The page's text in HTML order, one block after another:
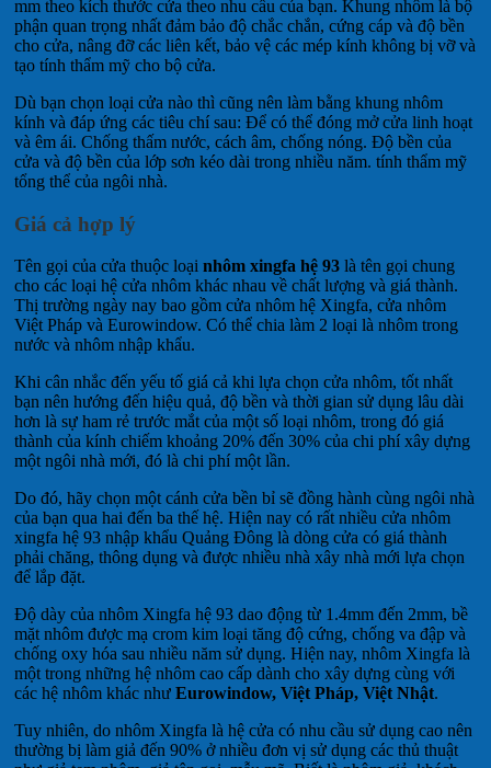
mm theo kích thước cửa theo nhu cầu của bạn. Khung nhôm là bộ
phận quan trọng nhất đảm bảo độ chắc chắn, cứng cáp và độ bền
cho cửa, nâng đỡ các liên kết, bảo vệ các mép kính không bị vỡ và
tạo tính thẩm mỹ cho bộ cửa.
Dù bạn chọn loại cửa nào thì cũng nên làm bằng khung nhôm
kính và đáp ứng các tiêu chí sau: Để có thể đóng mở cửa linh hoạt
và êm ái. Chống thấm nước, cách âm, chống nóng. Độ bền của
cửa và độ bền của lớp sơn kéo dài trong nhiều năm. tính thẩm mỹ
tổng thể của ngôi nhà.
Giá cả hợp lý
Tên gọi của cửa thuộc loại nhôm xingfa hệ 93 là tên gọi chung
cho các loại hệ cửa nhôm khác nhau về chất lượng và giá thành.
Thị trường ngày nay bao gồm cửa nhôm hệ Xingfa, cửa nhôm
Việt Pháp và Eurowindow. Có thể chia làm 2 loại là nhôm trong
nước và nhôm nhập khẩu.
Khi cân nhắc đến yếu tố giá cả khi lựa chọn cửa nhôm, tốt nhất
bạn nên hướng đến hiệu quả, độ bền và thời gian sử dụng lâu dài
hơn là sự ham rẻ trước mắt của một số loại nhôm, trong đó giá
thành của kính chiếm khoảng 20% ​​đến 30% của chi phí xây dựng
một ngôi nhà mới, đó là chi phí một lần.
Do đó, hãy chọn một cánh cửa bền bỉ sẽ đồng hành cùng ngôi nhà
của bạn qua hai đến ba thế hệ. Hiện nay có rất nhiều cửa nhôm
xingfa hệ 93 nhập khẩu Quảng Đông là dòng cửa có giá thành
phải chăng, thông dụng và được nhiều nhà xây nhà mới lựa chọn
để lắp đặt.
Độ dày của nhôm Xingfa hệ 93 dao động từ 1.4mm đến 2mm, bề
mặt nhôm được mạ crom kim loại tăng độ cứng, chống va đập và
chống oxy hóa sau nhiều năm sử dụng. Hiện nay, nhôm Xingfa là
một trong những hệ nhôm cao cấp dành cho xây dựng cùng với
các hệ nhôm khác như Eurowindow, Việt Pháp, Việt Nhật.
Tuy nhiên, do nhôm Xingfa là hệ cửa có nhu cầu sử dụng cao nên
thường bị làm giả đến 90% ở nhiều đơn vị sử dụng các thủ thuật